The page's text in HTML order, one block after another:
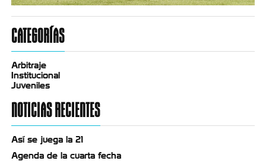
CATEGORÍAS
Arbitraje
Institucional
Juveniles
NOTICIAS RECIENTES
Así se juega la 21
Agenda de la cuarta fecha